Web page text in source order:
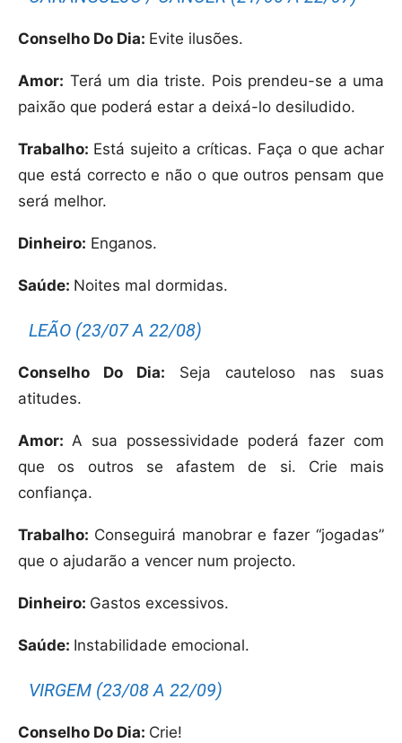
Conselho Do Dia: Evite ilusões.
Amor: Terá um dia triste. Pois prendeu-se a uma
paixão que poderá estar a deixá-lo desiludido.
Trabalho: Está sujeito a críticas. Faça o que achar
que está correcto e não o que outros pensam que
será melhor.
Dinheiro: Enganos.
Saúde: Noites mal dormidas.
LEÃO (23/07 A 22/08)
Conselho Do Dia: Seja cauteloso nas suas
atitudes.
Amor: A sua possessividade poderá fazer com
que os outros se afastem de si. Crie mais
confiança.
Trabalho: Conseguirá manobrar e fazer “jogadas”
que o ajudarão a vencer num projecto.
Dinheiro: Gastos excessivos.
Saúde: Instabilidade emocional.
VIRGEM (23/08 A 22/09)
Conselho Do Dia: Crie!